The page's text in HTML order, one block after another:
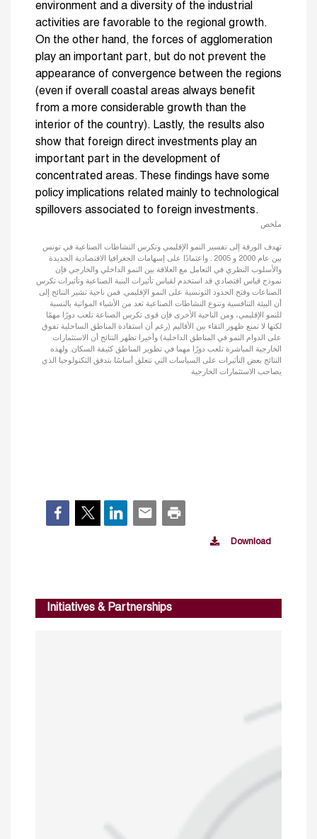
environment and a diversity of the industrial
activities are favorable to the regional growth.
On the other hand, the forces of agglomeration
play an important part, but do not prevent the
appearance of convergence between the regions
(even if overall coastal areas always benefit
from a more considerable growth than the
interior of the country). Lastly, the results also
show that foreign direct investments play an
important part in the development of
concentrated areas. These findings have some
policy implications related mainly to technological
spillovers associated to foreign investments.
ملخص
تهدف الورقة إلى تفسير النمو الإقليمي وتكرس النشاطات الصناعية في تونس
بين عام 2000 و 2005 . واعتمادًا على إسهامات الجغرافيا الاقتصادية الجديدة
والأسلوب النظري في التعامل مع العلاقة بين النمو الداخلي والخارجي فإن
نموذج قياس اقتصادي قد استخدم لقياس تأثيرات البنية الصناعية وتأثيرات تكرس
الصناعات وفتح الحدود التونسية على النمو الإقليمي. فمن ناحية تشير النتائج إلى
أن البيئة التنافسية وتنوع النشاطات الصناعية تعد من الأشياء المواتية بالنسبة
للنمو الإقليمي، ومن الناحية الأخرى فإن قوى تكرس الصناعة تلعب دورًا مهمًا
لكنها لا تمنع ظهور التقاء بين الأقاليم (رغم أن استفادة المناطق الساحلية تفوق
على الدوام النمو في المناطق الداخلية) وأخيرا تظهر النتائج أن الاستثمارات
الخارجية المباشرة تلعب دورًا مهما في تطوير المناطق كثيفة السكان. ولهذه
النتائج بعض التأثيرات على السياسات التي تتعلق أساسًا بتدفق التكنولوجيا الذي
يصاحب الاستثمارات الخارجية
Download
Initiatives & Partnerships